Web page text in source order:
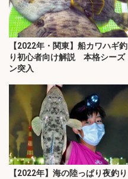
【2022年・関東】船カワハギ釣
り初心者向け解説 本格シーズ
ン突入
【2022年】海の陸っぱり夜釣り